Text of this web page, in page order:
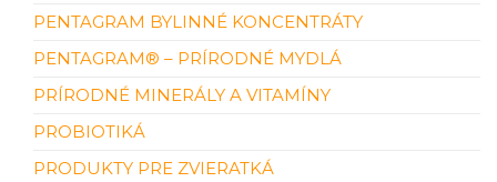
PENTAGRAM BYLINNÉ KONCENTRÁTY
PENTAGRAM® – PRÍRODNÉ MYDLÁ
PRÍRODNÉ MINERÁLY A VITAMÍNY
PROBIOTIKÁ
PRODUKTY PRE ZVIERATKÁ